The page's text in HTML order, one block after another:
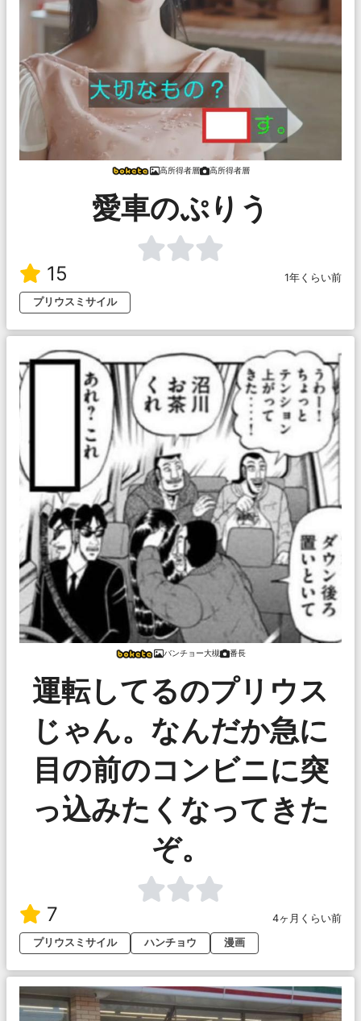
高所得者層 高所得者層
愛車のぷりう
15
1年くらい前
プリウスミサイル
バンチョー大槻 番長
運転してるのプリウス
じゃん。なんだか急に
目の前のコンビニに突
っ込みたくなってきた
ぞ。
7
4ヶ月くらい前
プリウスミサイル
ハンチョウ 漫画